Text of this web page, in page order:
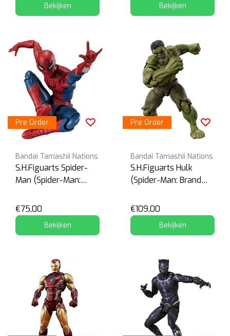
Bekijken Bekijken
Pre Order
Bandai Tamashii Nations
S.H.Figuarts Spider-
Man (Spider-Man:
€75,00
Bekijken
Pre Order
Bandai Tamashii Nations
S.H.Figuarts Hulk
(Spider-Man: Brand
€109,00
Bekijken